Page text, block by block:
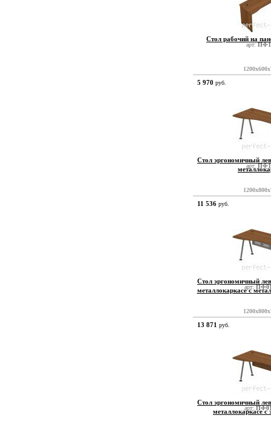
арт:
Стол рабочий на
арт:
5 970 руб.
Стол эргономичный
арт:
11 536 руб.
Стол эргономичный
металлокаркасе с
арт:
13 871 руб.
Стол эргономичный
металлокаркасе